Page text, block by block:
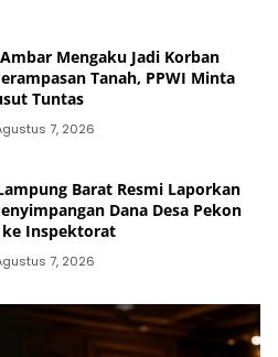
Mengaku Jadi Korban
Tanah, PPWI Minta
Tuntas
7, 2026
Barat Resmi Laporkan
Dana Desa Pekon
Inspektorat
7, 2026